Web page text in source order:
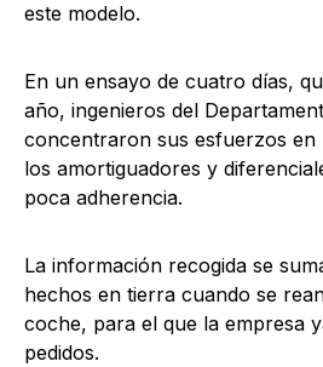
este modelo.
En un ensayo de cuatro días,
año, ingenieros del
concentraron sus esfuerzos en
los amortiguadores y
poca adherencia.
La información recogida se
hechos en tierra cuando se
coche, para el que la empresa
pedidos.